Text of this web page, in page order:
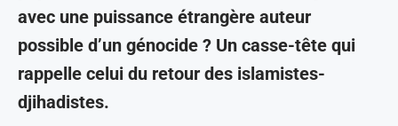
avec une puissance étrangère auteur
possible d’un génocide ? Un casse-tête qui
rappelle celui du retour des islamistes-
djihadistes.